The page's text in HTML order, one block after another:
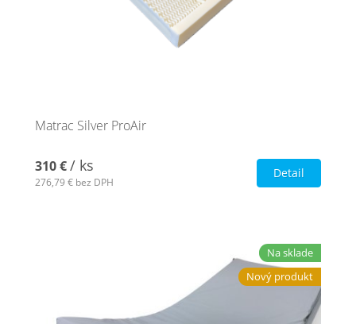
Matrac Silver ProAir
310 €/ ks
276,79 € bez DPH
Detail
Na sklade
Nový produkt